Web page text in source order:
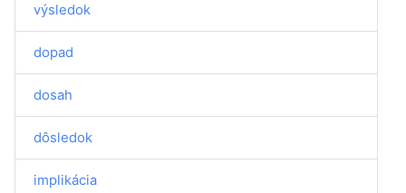
výsledok
dopad
dosah
dôsledok
implikácia